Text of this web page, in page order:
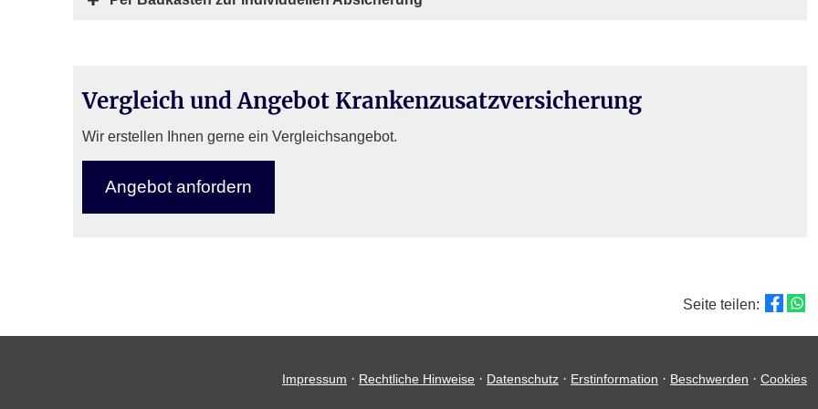
Vergleich und Angebot Kranken­zusatz­ver­si­che­rung
Wir erstellen Ihnen gerne ein Vergleichsangebot.
An­ge­bot an­for­dern
Seite teilen:
Impressum · Rechtliche Hinweise · Datenschutz · Erstinformation · Beschwerden · Cookies